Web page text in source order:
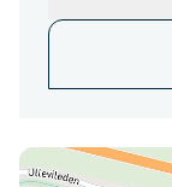
Här hittar du oss